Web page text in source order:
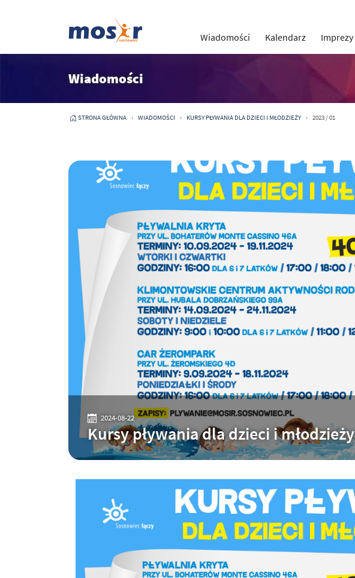
Wiadomości Kalendarz Imprezy
Wiadomości
STRONA GŁÓWNA WIADOMOŚCI KURSY PŁYWANIA DLA DZIECI I MŁODZIEŻY 2023 / 01
2024-08-22
Kursy pływania dla dzieci i młodzieży